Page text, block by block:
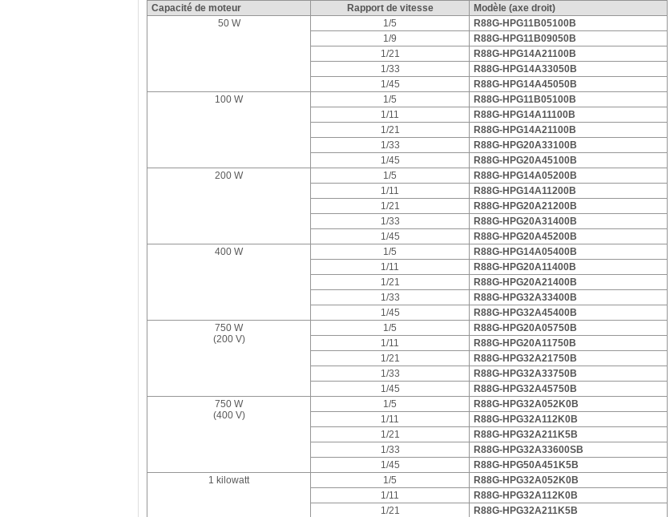
Capacité de moteur
Rapport de vitesse
Modèle (axe droit)
50 W
1/5
R88G-HPG11B05100B
1/9
R88G-HPG11B09050B
1/21
R88G-HPG14A21100B
1/33
R88G-HPG14A33050B
1/45
R88G-HPG14A45050B
100 W
1/5
R88G-HPG11B05100B
1/11
R88G-HPG14A11100B
1/21
R88G-HPG14A21100B
1/33
R88G-HPG20A33100B
1/45
R88G-HPG20A45100B
200 W
1/5
R88G-HPG14A05200B
1/11
R88G-HPG14A11200B
1/21
R88G-HPG20A21200B
1/33
R88G-HPG20A31400B
1/45
R88G-HPG20A45200B
400 W
1/5
R88G-HPG14A05400B
1/11
R88G-HPG20A11400B
1/21
R88G-HPG20A21400B
1/33
R88G-HPG32A33400B
1/45
R88G-HPG32A45400B
750 W
(200 V)
1/5
R88G-HPG20A05750B
1/11
R88G-HPG20A11750B
1/21
R88G-HPG32A21750B
1/33
R88G-HPG32A33750B
1/45
R88G-HPG32A45750B
750 W
(400 V)
1/5
R88G-HPG32A052K0B
1/11
R88G-HPG32A112K0B
1/21
R88G-HPG32A211K5B
1/33
R88G-HPG32A33600SB
1/45
R88G-HPG50A451K5B
1 kilowatt
1/5
R88G-HPG32A052K0B
1/11
R88G-HPG32A112K0B
1/21
R88G-HPG32A211K5B